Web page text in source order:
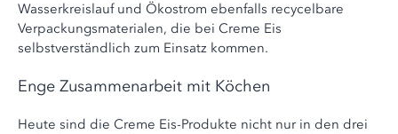
Wasserkreislauf und Ökostrom ebenfalls recycelbare
Verpackungsmaterialen, die bei Creme Eis
selbstverständlich zum Einsatz kommen.
Enge Zusammenarbeit mit Köchen
Heute sind die Creme Eis-Produkte nicht nur in den drei